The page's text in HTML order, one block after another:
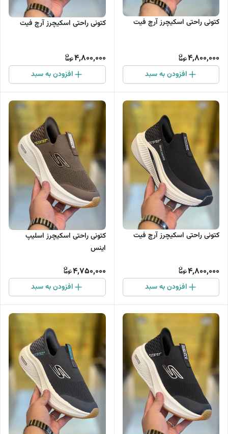
کتونی راحتی اسکیچرز آرچ فیت
4,800,000
افزودن به سبد
کتونی راحتی اسکیچرز آرچ فیت
4,800,000
افزودن به سبد
کتونی راحتی اسکیچرز آرچ فیت
4,800,000
افزودن به سبد
کتونی راحتی اسکیچرز اسلیپ
اینس
4,750,000
افزودن به سبد